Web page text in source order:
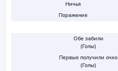
Ничья
Поражение
Обе забили
(Голы)
Первые получили очко
(Голы)